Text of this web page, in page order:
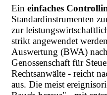
Ein einfaches
Standardinstrumenten
zur
strikt angewendet
Auswertung (BWA)
Genossenschaft für
Rechtsanwälte - reicht
aus. Die meist